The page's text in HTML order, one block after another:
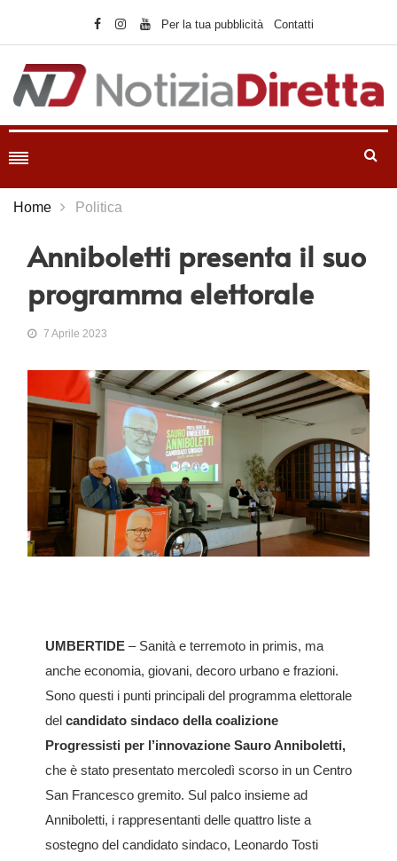
Per la tua pubblicità Contatti
Home Politica
Anniboletti presenta il suo
programma elettorale
7 Aprile 2023
UMBERTIDE – Sanità e terremoto in primis, ma
anche economia, giovani, decoro urbano e frazioni.
Sono questi i punti principali del programma elettorale
del candidato sindaco della coalizione
Progressisti per l’innovazione Sauro Anniboletti,
che è stato presentato mercoledì scorso in un Centro
San Francesco gremito. Sul palco insieme ad
Anniboletti, i rappresentanti delle quattro liste a
sostegno del candidato sindaco, Leonardo Tosti